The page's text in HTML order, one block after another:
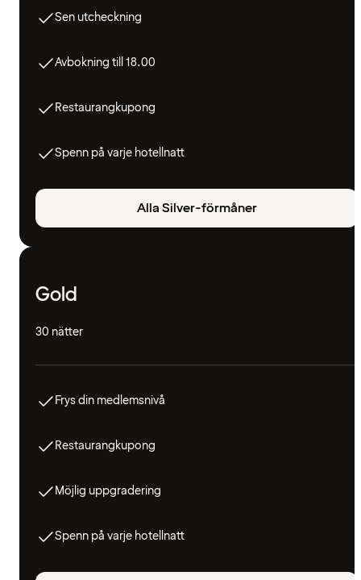
Sen utcheckning
Avbokning till 18.00
Restaurangkupong
Spenn på varje hotellnatt
Alla Silver-förmåner
Gold
30 nätter
Frys din medlemsnivå
Restaurangkupong
Möjlig uppgradering
Spenn på varje hotellnatt